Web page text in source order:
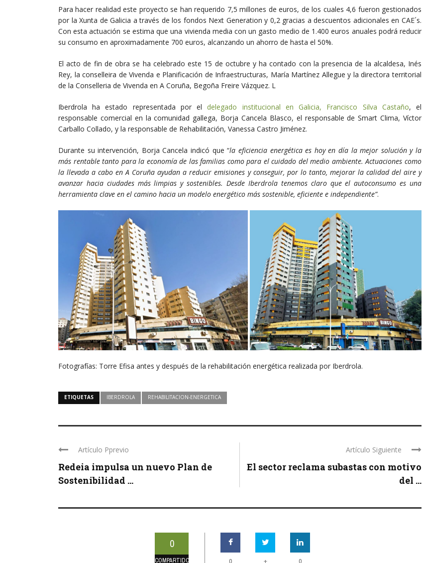
Para hacer realidad este proyecto se han requerido 7,5 millones de euros, de los cuales 4,6 fueron gestionados
por la Xunta de Galicia a través de los fondos Next Generation y 0,2 gracias a descuentos adicionales en CAE´s.
Con esta actuación se estima que una vivienda media con un gasto medio de 1.400 euros anuales podrá reducir
su consumo en aproximadamente 700 euros, alcanzando un ahorro de hasta el 50%.
El acto de fin de obra se ha celebrado este 15 de octubre y ha contado con la presencia de la alcaldesa, Inés
Rey, la conselleira de Vivenda e Planificación de Infraestructuras, María Martínez Allegue y la directora territorial
de la Conselleria de Vivenda en A Coruña, Begoña Freire Vázquez. L
Iberdrola ha estado representada por eldelegado institucional en Galicia, Francisco Silva Castaño, el
responsable comercial en la comunidad gallega, Borja Cancela Blasco, el responsable de Smart Clima, Víctor
Carballo Collado, y la responsable de Rehabilitación, Vanessa Castro Jiménez.
Durante su intervención, Borja Cancela indicó que “la eficiencia energética es hoy en día la mejor solución y la
más rentable tanto para la economía de las familias como para el cuidado del medio ambiente. Actuaciones como
la llevada a cabo en A Coruña ayudan a reducir emisiones y conseguir, por lo tanto, mejorar la calidad del aire y
avanzar hacia ciudades más limpias y sostenibles. Desde Iberdrola tenemos claro que el autoconsumo es una
herramienta clave en el camino hacia un modelo energético más sostenible, eficiente e independiente”.
Fotografías: Torre Efisa antes y después de la rehabilitación energética realizada por Iberdrola.
ETIQUETAS IBERDROLA REHABILITACION-ENERGETICA
Artículo Pprevio
Redeia impulsa un nuevo Plan de
Sostenibilidad ...
Artículo Siguiente
El sector reclama subastas con motivo
del ...
0
COMPARTIDOS